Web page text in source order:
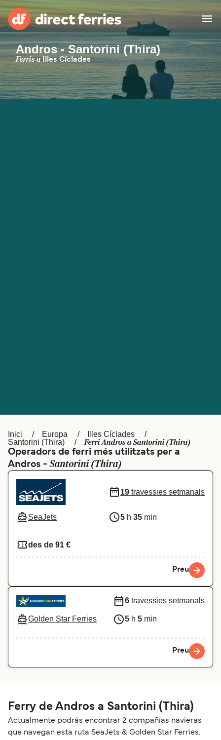
Països
Bitllets de Ferry
Ελλάδα Belgique (FR)
Polska Deutschland
Schweiz (DE) Norge
المغرب Maroc (FR)
Andros - Santorini (Thira)
Ferris aIlles Cíclades
Inici Europa
Illes Cíclades
Santorini (Thira)
Ferri Andros a Santorini (Thira)
Operadors de ferri més utilitzats per a
Andros -Santorini (Thira)
SeaJets
19 travessies setmanals
5 h 35 min
des de 91 €
Preu
Golden Star Ferries
6 travessies setmanals
5 h 5 min
Preu
Ferry de Andros a Santorini (Thira)
Actualmente podrás encontrar 2 compañías navieras
que navegan esta ruta SeaJets & Golden Star Ferries.